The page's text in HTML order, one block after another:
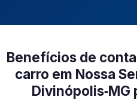
Benefícios de
carro em Nossa
Divinópolis‑MG